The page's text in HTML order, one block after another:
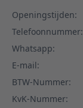
Openingstijden:
Telefoonnummer:
Whatsapp:
E-mail:
BTW-Nummer:
KvK-Nummer: